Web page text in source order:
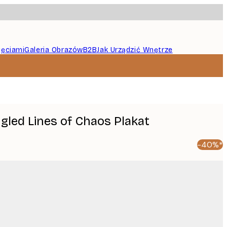
Galeria ObrazówB2BJak Urządzić Wnętrze
Lines of Chaos Plakat
-40%*